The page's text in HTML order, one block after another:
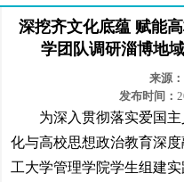
深挖齐文化底蕴 赋能
学团队调研淄博地
来源：
发布时间：
为深入贯彻落实爱国主
化与高校思想政治教育深
工大学管理学院学生组建